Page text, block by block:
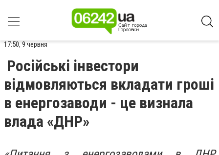
17:50, 9 червня
Російські інвестори
відмовляються вкладати гроші
в енергозаводи - це визнала
влада «ДНР»